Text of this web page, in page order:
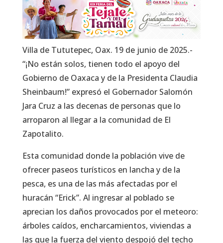
Villa de Tututepec, Oax. 19 de junio de 2025.-
“¡No están solos, tienen todo el apoyo del
Gobierno de Oaxaca y de la Presidenta Claudia
Sheinbaum!” expresó el Gobernador Salomón
Jara Cruz a las decenas de personas que lo
arroparon al llegar a la comunidad de El
Zapotalito.
Esta comunidad donde la población vive de
ofrecer paseos turísticos en lancha y de la
pesca, es una de las más afectadas por el
huracán “Erick”. Al ingresar al poblado se
aprecian los daños provocados por el meteoro:
árboles caídos, encharcamientos, viviendas a
las que la fuerza del viento despojó del techo